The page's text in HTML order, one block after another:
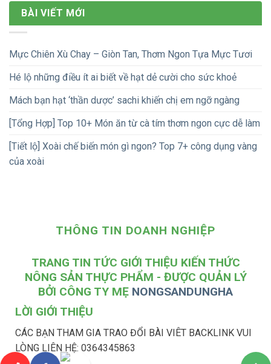
BÀI VIẾT MỚI
Mực Chiên Xù Chay – Giòn Tan, Thơm Ngon Tựa Mực Tươi
Hé lộ những điều ít ai biết về hạt dẻ cười cho sức khoẻ
Mách bạn hạt ‘thần dược’ sachi khiến chị em ngỡ ngàng
[Tổng Hợp] Top 10+ Món ăn từ cà tím thơm ngon cực dễ làm
[Tiết lộ] Xoài chế biến món gì ngon? Top 7+ công dụng vàng
của xoài
THÔNG TIN DOANH NGHIỆP
TRANG TIN TỨC GIỚI THIỆU KIẾN THỨC
NÔNG SẢN THỰC PHẨM - ĐƯỢC QUẢN LÝ
BỞI CÔNG TY MẸ NONGSANDUNGHA
LỜI GIỚI THIỆU
CÁC BẠN THAM GIA TRAO ĐỔI BÀI VIÊT BACKLINK VUI
LÒNG LIÊN HỆ: 0364345863